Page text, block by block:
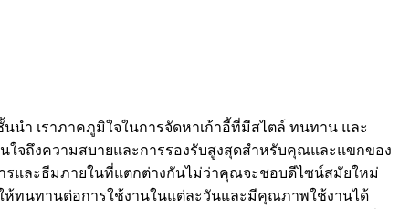
นำ เราภาคภูมิใจในการจัดหาเก้าอี้ที่มีสไตล์ ทนทาน และ
ใจถึงความสบายและการรองรับสูงสุดสำหรับคุณและแขกของ
รและธีมภายในที่แตกต่างกันไม่ว่าคุณจะชอบดีไซน์สมัยใหม่
ห้ทนทานต่อการใช้งานในแต่ละวันและมีคุณภาพใช้งานได้